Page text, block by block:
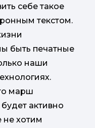
себе такое
текстом.
быть печатные
наши
марш
активно
не хотим